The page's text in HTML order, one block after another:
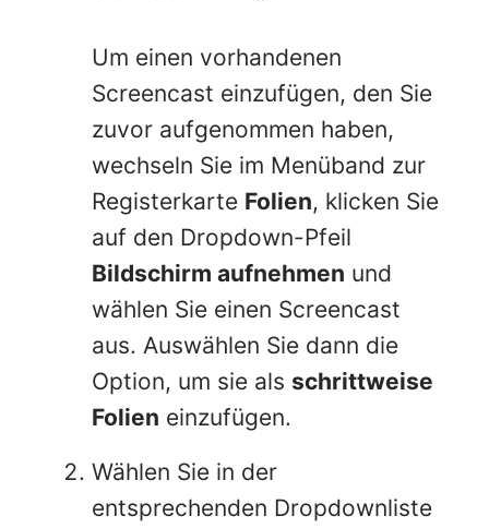
Um einen vorhandenen
Screencast einzufügen, den Sie
zuvor aufgenommen haben,
wechseln Sie im Menüband zur
Registerkarte Folien, klicken Sie
auf den Dropdown-Pfeil
Bildschirm aufnehmen und
wählen Sie einen Screencast
aus. Auswählen Sie dann die
Option, um sie als schrittweise
Folien einzufügen.
Wählen Sie in der
entsprechenden Dropdownliste